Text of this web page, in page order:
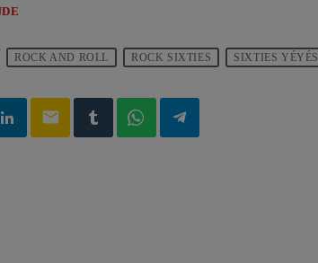
ROCK AND ROLL ROCK SIXTIES SIXTIES YÉYÉS
email